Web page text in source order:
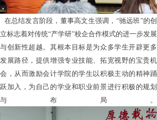
在总结发言阶段，董事高文生强调， “驰远班”的创
立标志着对传统“产学研”校企合作模式的进一步发展
与创新性超越。其根本目标是为众多学生开辟更多
发展路径，提供增强专业技能、拓宽视野的宝贵机
会，从而激励会计学院的学生以积极主动的精神踊
跃加入，为自己的学业和职业前景进行积极的规划
与布局。